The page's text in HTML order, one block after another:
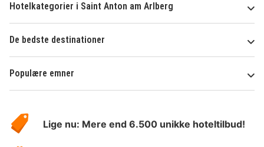
Hotelkategorier i Saint Anton am Arlberg
De bedste destinationer
Populære emner
HotelSpecials
Lige nu: Mere end 6.500 unikke hoteltilbud!